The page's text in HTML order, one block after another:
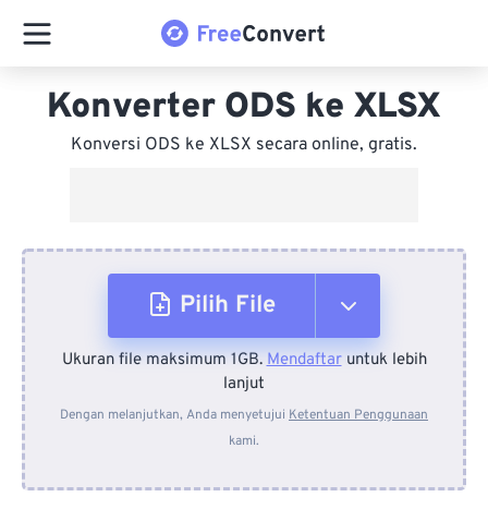
Konverter ODS ke XLSX
Konversi ODS ke XLSX secara online, gratis.
Pilih File
Dari Perangkat
Dari Dropbox
Ukuran file maksimum 1GB.Mendaftaruntuk lebih
lanjut
Dengan melanjutkan, Anda menyetujui Ketentuan Penggunaan
kami.